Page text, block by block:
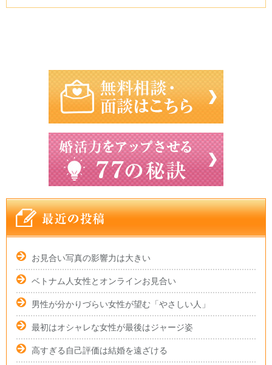
お見合い写真の影響力は大きい
ベトナム人女性とオンラインお見合い
男性が分かりづらい女性が望む「やさしい人」
最初はオシャレな女性が最後はジャージ姿
高すぎる自己評価は結婚を遠ざける